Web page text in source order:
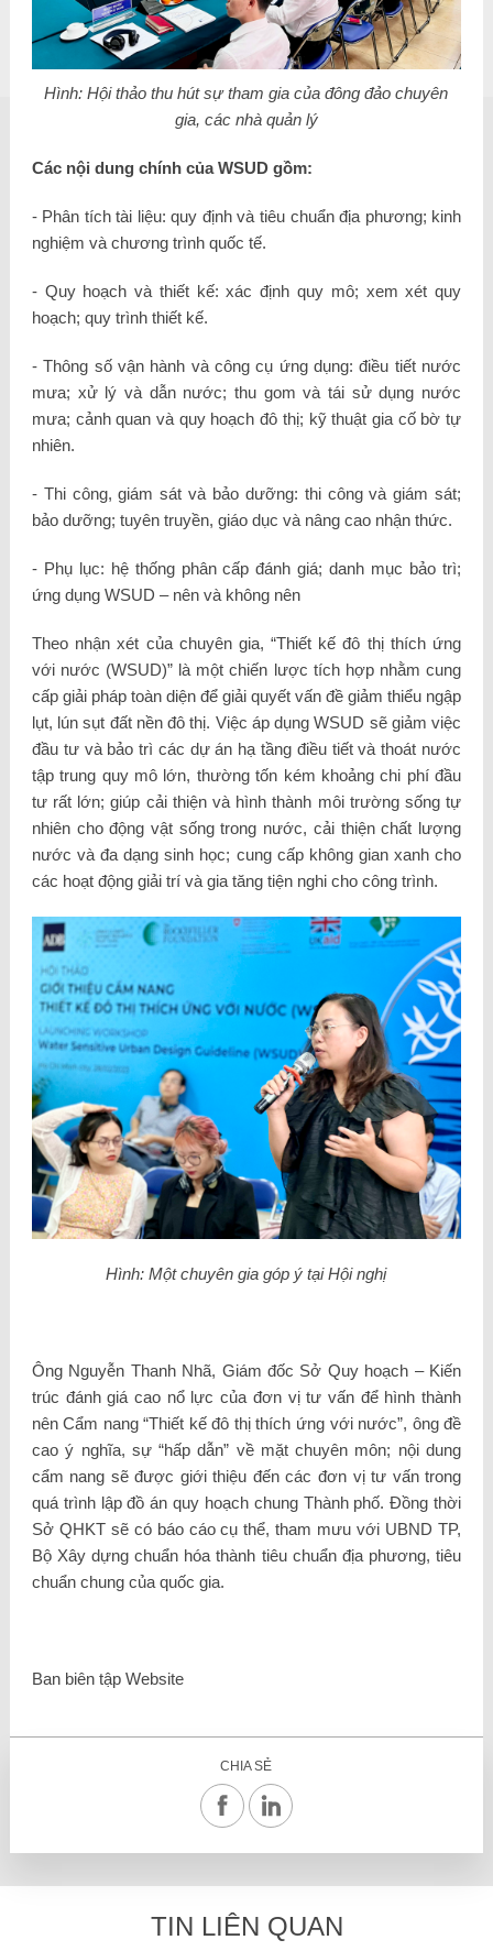
Hình: Hội thảo thu hút sự tham gia của đông đảo chuyên
gia, các nhà quản lý
Các nội dung chính của WSUD gồm:
- Phân tích tài liệu: quy định và tiêu chuẩn địa phương; kinh
nghiệm và chương trình quốc tế.
- Quy hoạch và thiết kế: xác định quy mô; xem xét quy
hoạch; quy trình thiết kế.
- Thông số vận hành và công cụ ứng dụng: điều tiết nước
mưa; xử lý và dẫn nước; thu gom và tái sử dụng nước
mưa; cảnh quan và quy hoạch đô thị; kỹ thuật gia cố bờ tự
nhiên.
- Thi công, giám sát và bảo dưỡng: thi công và giám sát;
bảo dưỡng; tuyên truyền, giáo dục và nâng cao nhận thức.
- Phụ lục: hệ thống phân cấp đánh giá; danh mục bảo trì;
ứng dụng WSUD – nên và không nên
Theo nhận xét của chuyên gia, “Thiết kế đô thị thích ứng
với nước (WSUD)” là một chiến lược tích hợp nhằm cung
cấp giải pháp toàn diện để giải quyết vấn đề giảm thiểu ngập
lụt, lún sụt đất nền đô thị. Việc áp dụng WSUD sẽ giảm việc
đầu tư và bảo trì các dự án hạ tầng điều tiết và thoát nước
tập trung quy mô lớn, thường tốn kém khoảng chi phí đầu
tư rất lớn; giúp cải thiện và hình thành môi trường sống tự
nhiên cho động vật sống trong nước, cải thiện chất lượng
nước và đa dạng sinh học; cung cấp không gian xanh cho
các hoạt động giải trí và gia tăng tiện nghi cho công trình.
Hình: Một chuyên gia góp ý tại Hội nghị
Ông Nguyễn Thanh Nhã, Giám đốc Sở Quy hoạch – Kiến
trúc đánh giá cao nổ lực của đơn vị tư vấn để hình thành
nên Cẩm nang “Thiết kế đô thị thích ứng với nước”, ông đề
cao ý nghĩa, sự “hấp dẫn” về mặt chuyên môn; nội dung
cẩm nang sẽ được giới thiệu đến các đơn vị tư vấn trong
quá trình lập đồ án quy hoạch chung Thành phố. Đồng thời
Sở QHKT sẽ có báo cáo cụ thể, tham mưu với UBND TP,
Bộ Xây dựng chuẩn hóa thành tiêu chuẩn địa phương, tiêu
chuẩn chung của quốc gia.
Ban biên tập Website
CHIA SẺ
TIN LIÊN QUAN